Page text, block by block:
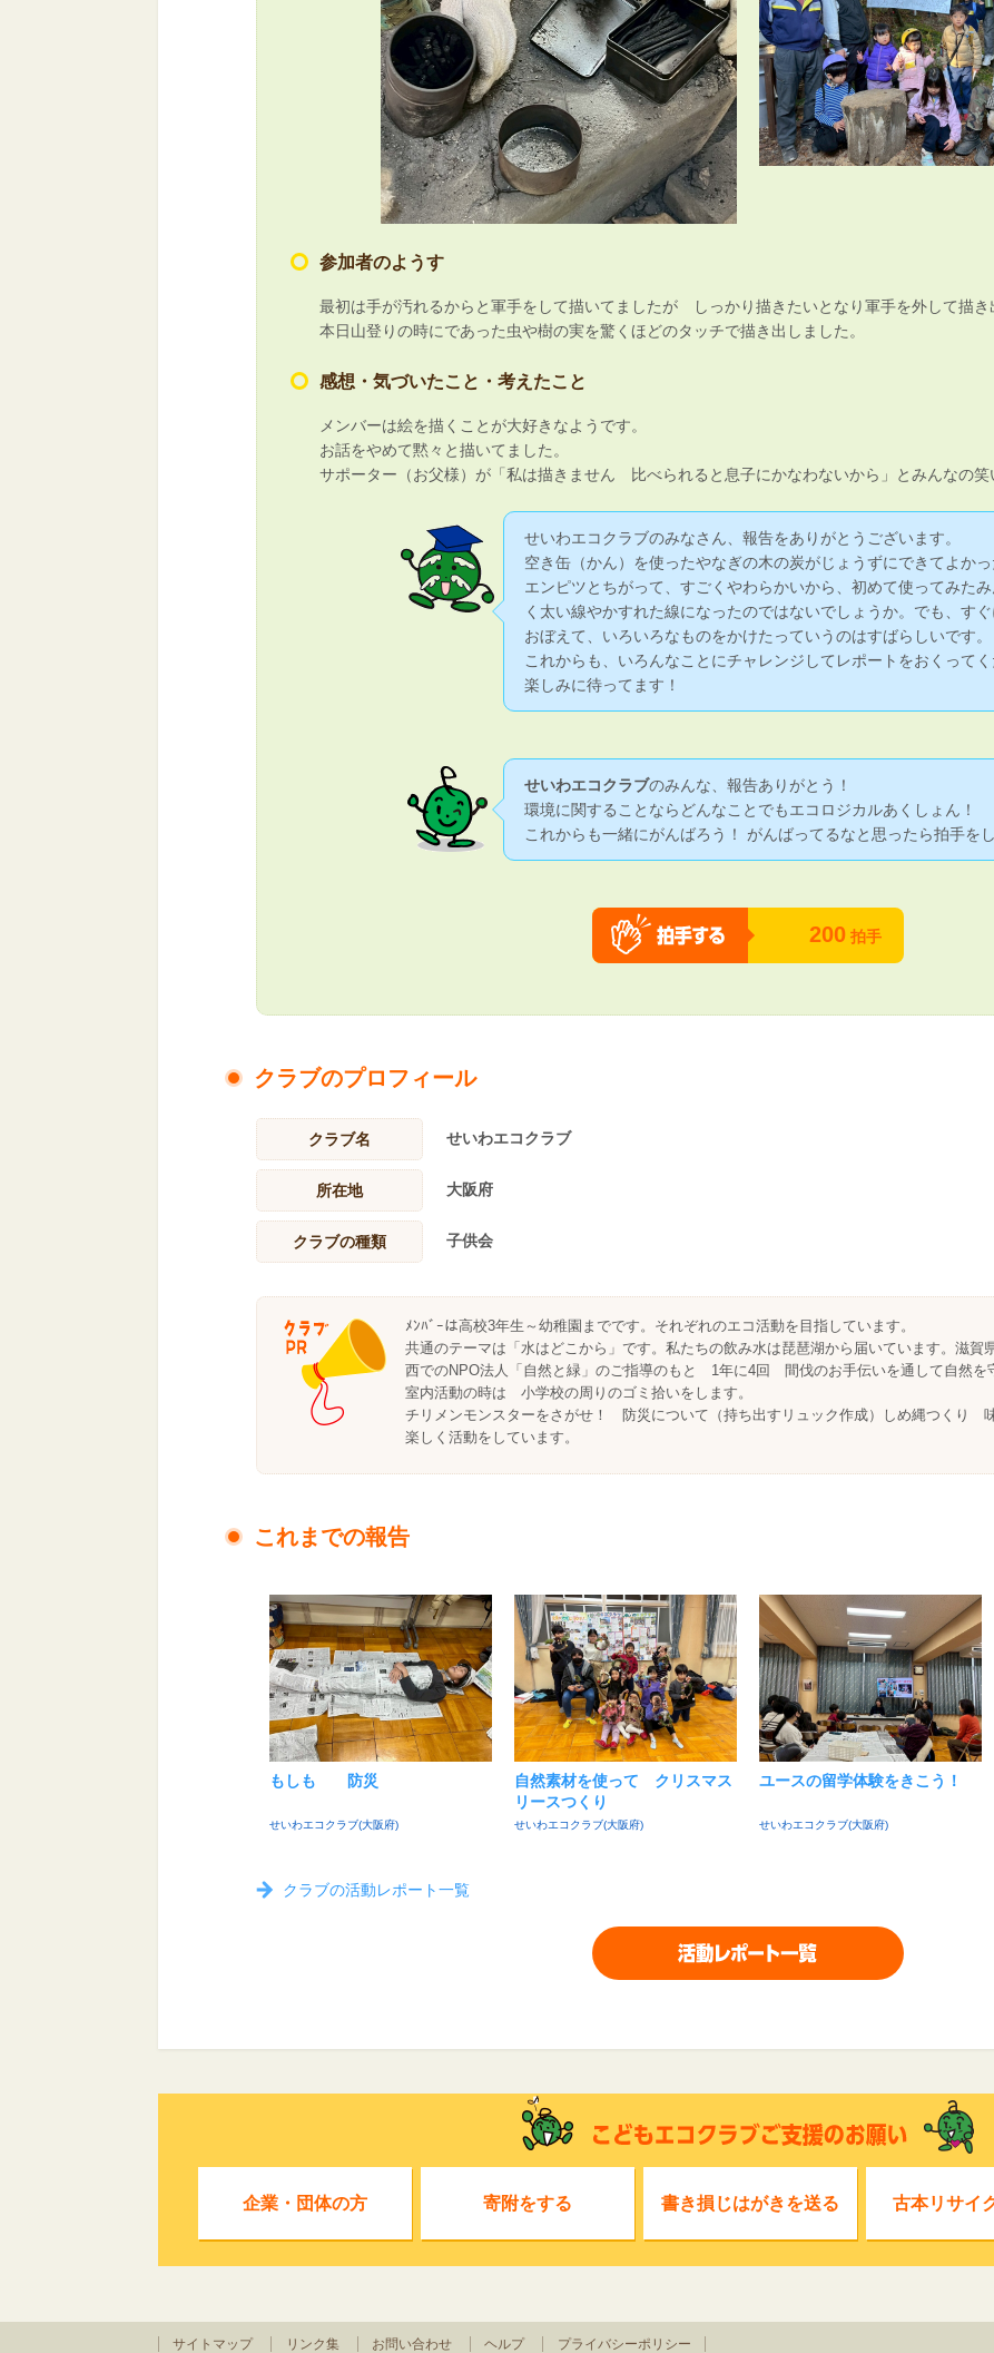
参加者のようす
最初は手が汚れるからと軍手をして描いてましたが しっかり描きたいとなり軍手を外して描き
本日山登りの時にであった虫や樹の実を驚くほどのタッチで描き出しました。
感想・気づいたこと・考えたこと
メンバーは絵を描くことが大好きなようです。
お話をやめて黙々と描いてました。
サポーター（お父様）が「私は描きません 比べられると息子にかなわないから」とみんなの笑
せいわエコクラブのみなさん、報告をありがとうございます。
空き缶（かん）を使ったやなぎの木の炭がじょうずにできてよかっ
エンピツとちがって、すごくやわらかいから、初めて使ってみた
く太い線やかすれた線になったのではないでしょうか。でも、す
おぼえて、いろいろなものをかけたっていうのはすばらしいです。
これからも、いろんなことにチャレンジしてレポートをおくってく
楽しみに待ってます！
せいわエコクラブのみんな、報告ありがとう！
環境に関することならどんなことでもエコロジカルあくしょん！
これからも一緒にがんばろう！ がんばってるなと思ったら拍手を
200 拍手
クラブのプロフィール
クラブ名 せいわエコクラブ
所在地 大阪府
クラブの種類 子供会
ﾒﾝﾊﾞｰは高校3年生～幼稚園までです。それぞれのエコ活動を目指しています。
共通のテーマは「水はどこから」です。私たちの飲み水は琵琶湖から届いています。滋
西でのNPO法人「自然と緑」のご指導のもと 1年に4回 間伐のお手伝いを通して自然を
室内活動の時は 小学校の周りのゴミ拾いをします。
チリメンモンスターをさがせ！ 防災について（持ち出すリュック作成）しめ縄つくり
楽しく活動をしています。
これまでの報告
もしも 防災
せいわエコクラブ(大阪府)
自然素材を使って クリスマス
リースつくり
せいわエコクラブ(大阪府)
ユースの留学体験をきこう！
せいわエコクラブ(大阪府)
クラブの活動レポート一覧
企業・団体の方 寄附をする 書き損じはがきを送る 古本リサイ
サイトマップ リンク集 お問い合わせ ヘルプ プライバシーポリシー